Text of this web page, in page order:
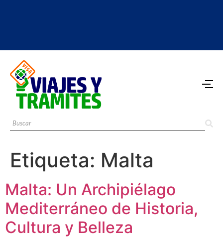
Etiqueta: Malta
Malta: Un Archipiélago
Mediterráneo de Historia,
Cultura y Belleza